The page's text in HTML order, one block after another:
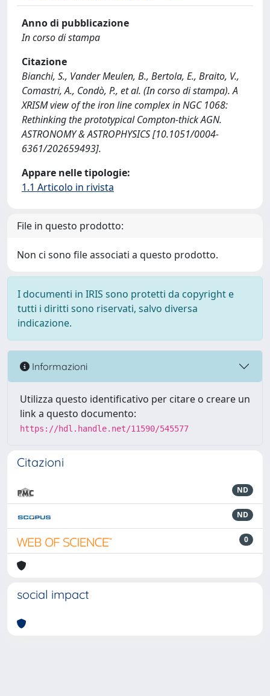
Anno di pubblicazione
In corso di stampa
Citazione
Bianchi, S., Vander Meulen, B., Bertola, E., Braito, V.,
Comastri, A., Condò, P., et al. (In corso di stampa). A
XRISM view of the iron line complex in NGC 1068:
Rethinking the prototypical Compton-thick AGN.
ASTRONOMY & ASTROPHYSICS [10.1051/0004-
6361/202659493].
Appare nelle tipologie:
1.1 Articolo in rivista
File in questo prodotto:
Non ci sono file associati a questo prodotto.
I documenti in IRIS sono protetti da copyright e
tutti i diritti sono riservati, salvo diversa
indicazione.
Informazioni
Utilizza questo identificativo per citare o creare un
link a questo documento:
https://hdl.handle.net/11590/545577
Citazioni
ND
ND
0
social impact